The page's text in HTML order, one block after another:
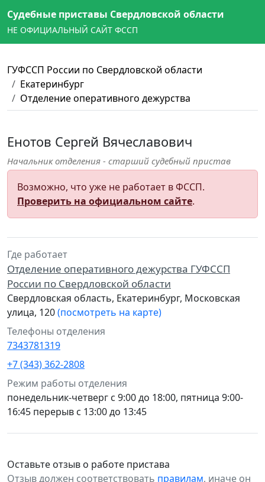
Судебные приставы Свердловской области
НЕ ОФИЦИАЛЬНЫЙ САЙТ ФССП
ГУФССП России по Свердловской области
Екатеринбург
Отделение оперативного дежурства
Енотов Сергей Вячеславович
Начальник отделения - старший судебный пристав
Возможно, что уже не работает в ФССП.
Проверить на официальном сайте.
Где работает
Отделение оперативного дежурства ГУФССП
России по Свердловской области
Свердловская область, Екатеринбург, Московская
улица, 120(посмотреть на карте)
Телефоны отделения
7343781319
+7 (343) 362-2808
Режим работы отделения
понедельник-четверг с 9:00 до 18:00, пятница 9:00-
16:45 перерыв с 13:00 до 13:45
Оставьте отзыв о работе пристава
Отзыв должен соответствовать правилам, иначе он